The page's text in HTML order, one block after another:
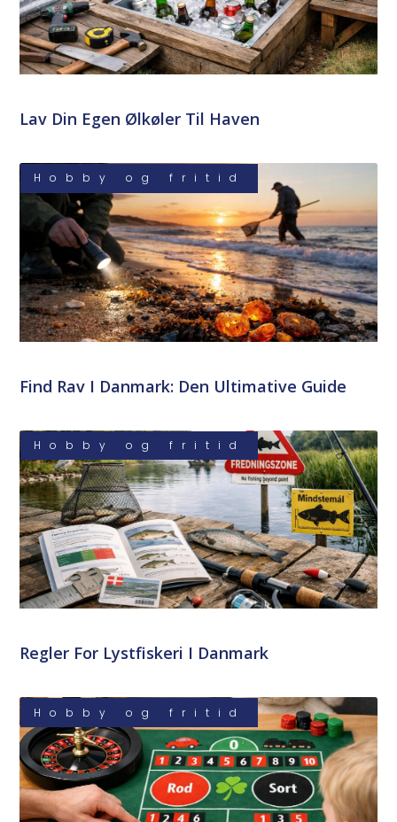
Lav Din Egen Ølkøler Til Haven
Hobby og fritid
Find Rav I Danmark: Den Ultimative Guide
Hobby og fritid
Regler For Lystfiskeri I Danmark
Hobby og fritid